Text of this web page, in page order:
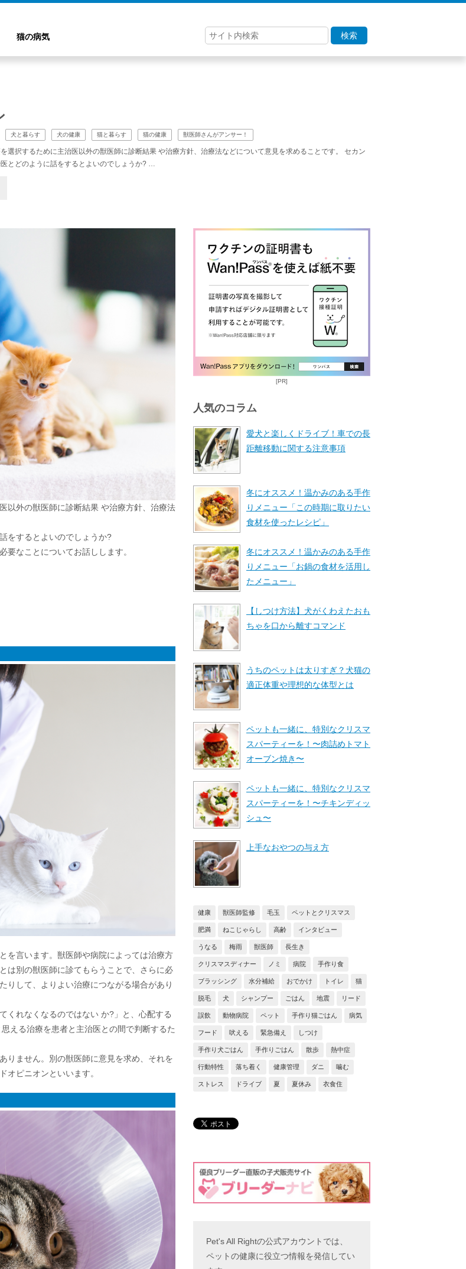
猫の病気 検索
犬と暮らす 犬の健康 猫と暮らす 猫の健康 獣医師さんがアンサー！
選択するために主治医以外の獣医師に診断結果 や治療方針、治療法などについて意見を求めることです。 セカン
とどのように話をするとよいのでしょうか? …
以外の獣医師に診断結果 や治療方針、治療法
をするとよいのでしょうか?
要なことについてお話しします。
を言います。獣医師や病院によっては治療方
は別の獣医師に診てもらうことで、さらに必
りして、よりよい治療につながる場合があり
くれなくなるのではない か?」と、心配する
える治療を患者と主治医との間で判断するた
りません。別の獣医師に意見を求め、それを
オピニオンといいます。
[PR]
人気のコラム
愛犬と楽しくドライブ！車での長
距離移動に関する注意事項
冬にオススメ！温かみのある手作
りメニュー「この時期に取りたい
食材を使ったレシピ」
冬にオススメ！温かみのある手作
りメニュー「お鍋の食材を活用し
たメニュー」
【しつけ方法】犬がくわえたおも
ちゃを口から離すコマンド
うちのペットは太りすぎ？犬猫の
適正体重や理想的な体型とは
ペットも一緒に、特別なクリスマ
スパーティーを！〜肉詰めトマト
オーブン焼き〜
ペットも一緒に、特別なクリスマ
スパーティーを！〜チキンディッ
シュ〜
上手なおやつの与え方
健康 獣医師監修 毛玉 ペットとクリスマス
肥満 ねこじゃらし 高齢 インタビュー
うなる 梅雨 獣医師 長生き
クリスマスディナー ノミ 病院 手作り食
ブラッシング 水分補給 おでかけ トイレ 猫
脱毛 犬 シャンプー ごはん 地震 リード
誤飲 動物病院 ペット 手作り猫ごはん 病気
フード 吠える 緊急備え しつけ
手作り犬ごはん 手作りごはん 散歩 熱中症
行動特性 落ち着く 健康管理 ダニ 噛む
ストレス ドライブ 夏 夏休み 衣食住
Pet's All Rightの公式アカウントでは、
ペットの健康に役立つ情報を発信してい